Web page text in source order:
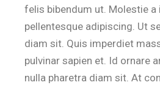
felis bibendum ut. Molestie a
pellentesque adipiscing. Ut
diam sit. Quis imperdiet
pulvinar sapien et. Id ornare
nulla pharetra diam sit. At